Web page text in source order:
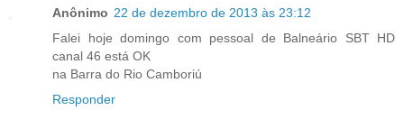
Anônimo 22 de dezembro de 2013 às 23:12
Falei hoje domingo com pessoal de Balneário SBT HD
canal 46 está OK
na Barra do Rio Camboriú
Responder